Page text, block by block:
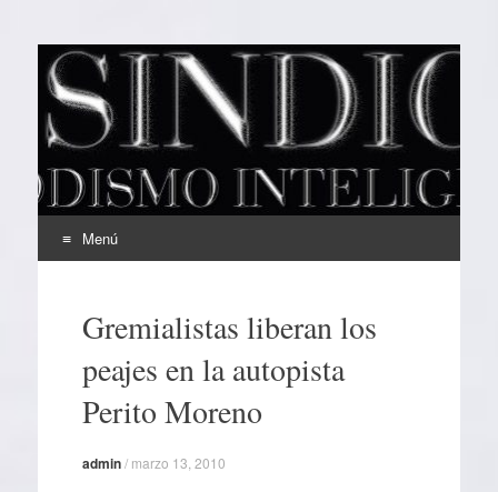
EL SINDICAL
Periodismo Inteligente
Menú
contenidoGremialistas liberan los
peajes en la autopista
Perito Moreno
admin/ marzo 13, 2010